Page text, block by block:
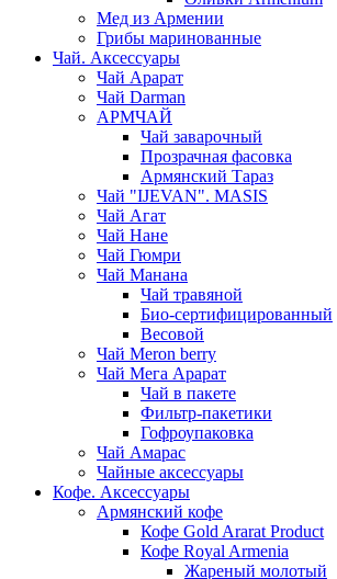
Мед из Армении
Грибы маринованные
Чай. Аксессуары
Чай Арарат
Чай Darman
АРМЧАЙ
Чай заварочный
Прозрачная фасовка
Армянский Тараз
Чай "IJEVAN". MASIS
Чай Агат
Чай Нане
Чай Гюмри
Чай Манана
Чай травяной
Био-сертифицированный
Весовой
Чай Meron berry
Чай Мега Арарат
Чай в пакете
Фильтр-пакетики
Гофроупаковка
Чай Амарас
Чайные аксессуары
Кофе. Аксессуары
Армянский кофе
Кофе Gold Ararat Product
Кофе Royal Armenia
Жареный молотый